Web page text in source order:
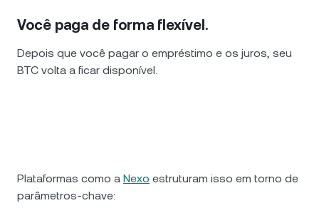
Você paga de forma flexível.
Depois que você pagar o empréstimo e os juros, seu
BTC volta a ficar disponível.
Plataformas como a Nexo estruturam isso em torno de
parâmetros-chave: